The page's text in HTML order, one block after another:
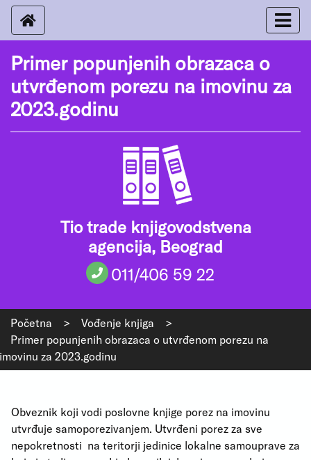
Primer popunjenih obrazaca o
utvrđenom porezu na imovinu za
2023.godinu
Tio trade knjigovodstvena
agencija, Beograd
011/406 59 22
Početna > Vođenje knjiga
>
Primer popunjenih obrazaca o utvrđenom porezu na
imovinu za 2023.godinu
Obveznik koji vodi poslovne knjige porez na imovinu
utvrđuje samoporezivanjem. Utvrđeni porez za sve
nepokretnosti na teritorji jedinice lokalne samouprave za